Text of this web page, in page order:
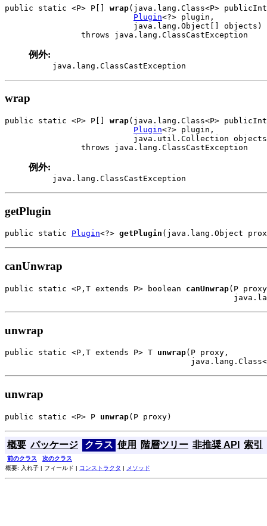
public static <P> P[] wrap(java.lang.Class<P>
Plugin<?> plugin,
                           java.lang.Object[] objects)
                throws java.lang.ClassCastException
例外:
java.lang.ClassCastException
wrap
public static <P> P[] wrap(java.lang.Class<P>
Plugin<?> plugin,
java.util.Collection
                throws java.lang.ClassCastException
例外:
java.lang.ClassCastException
getPlugin
public static Plugin<?> getPlugin (java.lang.Object
canUnwrap
public static <P,T extends P> boolean canUnwrap(P
unwrap
public static <P,T extends P> T unwrap(P proxy,
unwrap
public static <P> P unwrap(P proxy)
概要 パッケージ クラス 使用 階層ツリー 非推奨 API 索引
前のクラス
次のクラス
概要: 入れ子 | フィールド | コンストラクタ | メソッド